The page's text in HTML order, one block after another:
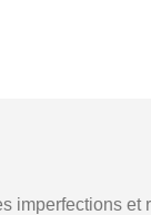
imperfections et